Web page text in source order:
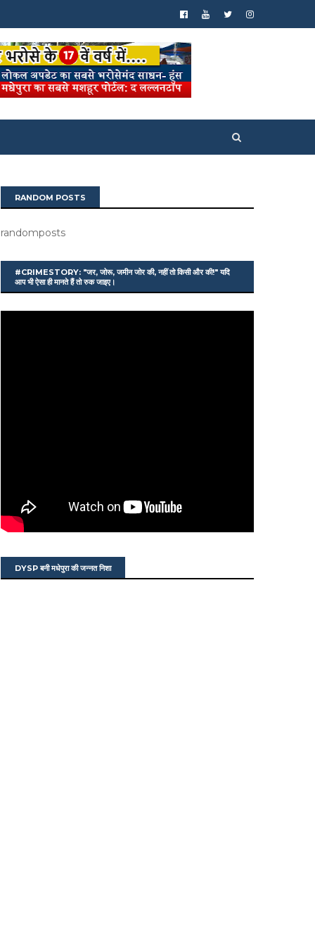
RANDOM POSTS
randomposts
#CRIMESTORY: "जर, जोरू, जमीन जोर की, नहीं तो किसी और की!" यदि
आप भी ऐसा ही मानते हैं तो रुक जाइए।
DYSP बनी मधेपुरा की जन्नत निशा